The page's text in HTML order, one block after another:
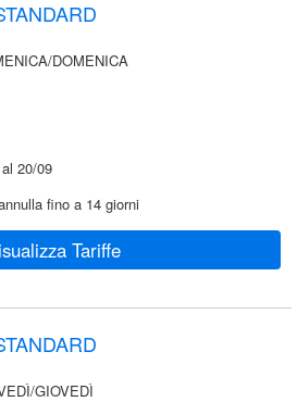
DOMENICA
al 20/09
fino a 14 giorni
Tariffe
GIOVEDÌ